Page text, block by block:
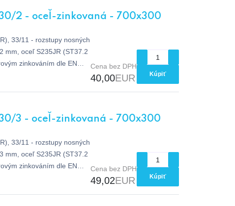
30/2 - oceľ-zinkovaná - 700x300
33/11 - rozstupy nosných
mm, oceľ S235JR (ST37.2
zinkováním dle EN
Cena bez DPH
40,00EUR Kúpiť
30/3 - oceľ-zinkovaná - 700x300
33/11 - rozstupy nosných
mm, oceľ S235JR (ST37.2
zinkováním dle EN
Cena bez DPH
49,02EUR Kúpiť